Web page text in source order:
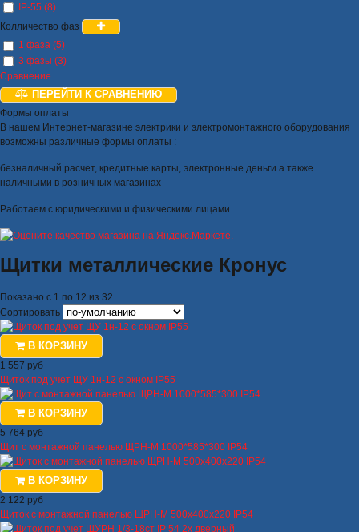
IP-55 (8)
Колличество фаз
1 фаза (5)
3 фазы (3)
Сравнение
ПЕРЕЙТИ К СРАВНЕНИЮ
Формы оплаты
В нашем Интернет-магазине электрики и электромонтажного оборудования
возможны различные формы оплаты :
безналичный расчет, кредитные карты, электронные деньги а также
наличными в розничных магазинах
Работаем с юридическими и физическими лицами.
Щитки металлические Кронус
Показано с 1 по 12 из 32
Сортировать
В КОРЗИНУ
1 557 руб
Щиток под учет ЩУ 1н-12 с окном IP55
В КОРЗИНУ
5 764 руб
Щит с монтажной панелью ЩРН-М 1000*585*300 IP54
В КОРЗИНУ
2 122 руб
Щиток с монтажной панелью ЩРН-М 500х400х220 IP54